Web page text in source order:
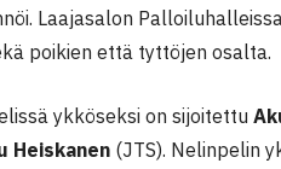
Laajasalon
poikien että tyttöjen osalta.
ykköseksi on sijoitettu
Heiskanen (JTS). Nelinpelin